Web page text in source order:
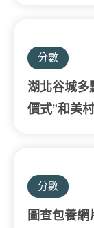
分數
湖北谷城多
價式”和美
分數
圖查包養